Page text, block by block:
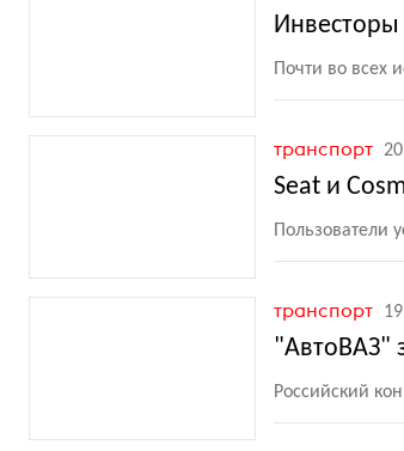
Инвесторы
Почти во всех
транспорт
Seat и
транспорт
"АвтоВАЗ"
Российский